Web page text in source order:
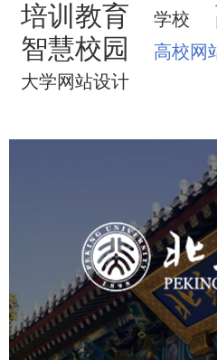
培训教育 学校
智慧校园
高校网
大学网站设计
北京
培训教育 高校 大学网
学校网站建设